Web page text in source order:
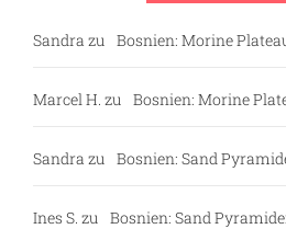
Sandra zu Bosnien: Morine
Marcel H. zu Bosnien: Morine
Sandra zu Bosnien: Sand
Ines S. zu Bosnien: Sand